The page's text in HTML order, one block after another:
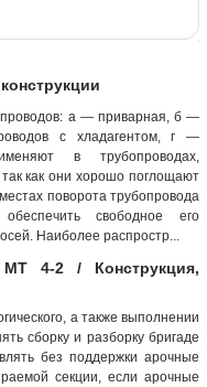
а — приварная, б —
с хладагентом, г —
в трубопроводах,
как они хорошо поглощают
поворота трубопровода
свободное его
Наиболее распростр...
МТ 4-2 / Конструкция,
а также выполнении
сборку и разборку бригаде
без поддержки арочные
секции, если арочные